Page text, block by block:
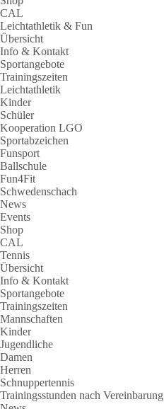
CAL
Leichtathletik & Fun
Übersicht
Info & Kontakt
Sportangebote
Trainingszeiten
Leichtathletik
Kinder
Schüler
Kooperation LGO
Sportabzeichen
Funsport
Ballschule
Fun4Fit
Schwedenschach
News
Events
Shop
CAL
Tennis
Übersicht
Info & Kontakt
Sportangebote
Trainingszeiten
Mannschaften
Kinder
Jugendliche
Damen
Herren
Schnuppertennis
Trainingsstunden nach Vereinbarung